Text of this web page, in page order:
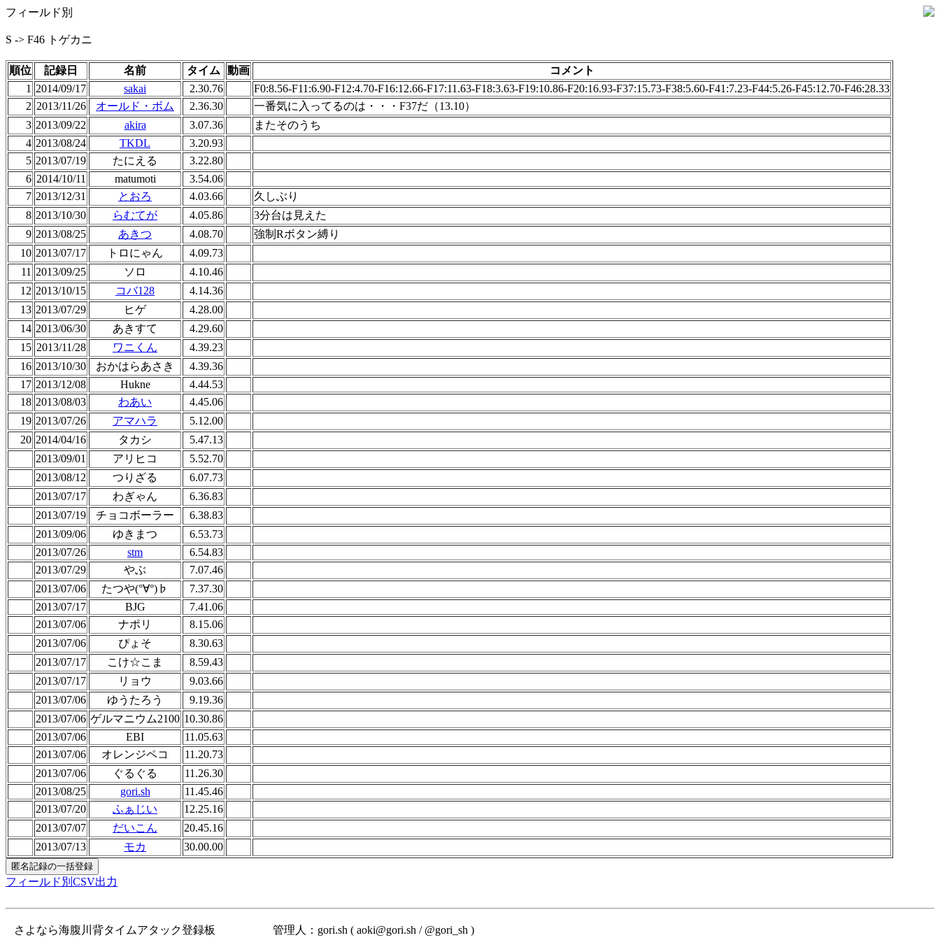
フィールド別
S -> F46 トゲカニ
順位 記録日 名前 タイム 動画
コメント
1 2014/09/17 sakai 2.30.76
F0:8.56-F11:6.90-F12:4.70-F16:12.66-F17:11.63-F18:3.63-F19:10.86-F20:16.93-F37:15.73-F38:5.60-F41:7.23-F44:5.26-F45:12.70-F46:28.33
2 2013/11/26 オールド・ボム 2.36.30
一番気に入ってるのは・・・F37だ（13.10）
3 2013/09/22 akira 3.07.36
またそのうち
4 2013/08/24 TKDL
3.20.93
5 2013/07/19 たにえる
3.22.80
6 2014/10/11 matumoti
3.54.06
7 2013/12/31 とおろ 4.03.66
久しぶり
8 2013/10/30 らむてが 4.05.86
3分台は見えた
9 2013/08/25 あきつ 4.08.70
強制Rボタン縛り
10 2013/07/17 トロにゃん
4.09.73
11 2013/09/25 ソロ
4.10.46
12 2013/10/15 コバ128
4.14.36
13 2013/07/29 ヒゲ
4.28.00
14 2013/06/30 あきすて
4.29.60
15 2013/11/28 ワニくん
4.39.23
16 2013/10/30 おかはらあさき
4.39.36
17 2013/12/08 Hukne
4.44.53
18 2013/08/03 わあい
4.45.06
19 2013/07/26 アマハラ
5.12.00
20 2014/04/16 タカシ
5.47.13
2013/09/01
アリヒコ
5.52.70
2013/08/12
つりざる
6.07.73
2013/07/17
わぎゃん
6.36.83
2013/07/19
チョコボーラー
6.38.83
2013/09/06
ゆきまつ
6.53.73
2013/07/26
stm
6.54.83
2013/07/29
やぶ
7.07.46
2013/07/06
たつや(°∀°)♭
7.37.30
2013/07/17
BJG
7.41.06
2013/07/06
ナポリ
8.15.06
2013/07/06
ぴょそ
8.30.63
2013/07/17
こけ☆こま
8.59.43
2013/07/17
リョウ
9.03.66
2013/07/06
ゆうたろう
9.19.36
2013/07/06 ゲルマニウム2100 10.30.86
2013/07/06
EBI
11.05.63
2013/07/06
オレンジペコ
11.20.73
2013/07/06
ぐるぐる
11.26.30
2013/08/25
gori.sh
11.45.46
2013/07/20
ふぁじい
12.25.16
2013/07/07
だいこん
20.45.16
2013/07/13
モカ 30.00.00
フィールド別CSV出力
さよなら海腹川背タイムアタック登録板
管理人：gori.sh ( aoki@gori.sh / @gori_sh )